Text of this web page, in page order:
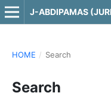
HOME / Search
Search